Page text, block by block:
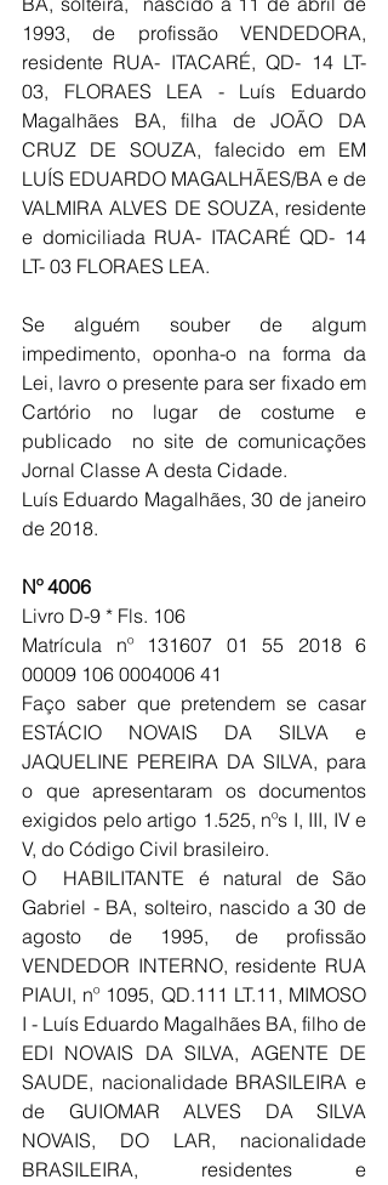
1993, de profissão VENDEDORA,
residente RUA- ITACARÉ, QD- 14 LT-
03, FLORAES LEA - Luís Eduardo
Magalhães BA, filha de JOÃO DA
CRUZ DE SOUZA, falecido em EM
LUÍS EDUARDO MAGALHÃES/BA e de
VALMIRA ALVES DE SOUZA, residente
e domiciliada RUA- ITACARÉ QD- 14
LT- 03 FLORAES LEA.
Se alguém souber de algum
impedimento, oponha-o na forma da
Lei, lavro o presente para ser fixado em
Cartório no lugar de costume e
publicado  no site de comunicações
Jornal Classe A desta Cidade.
Luís Eduardo Magalhães, 30 de janeiro
de 2018.
Nº 4006
Livro D-9 * Fls. 106
Matrícula nº 131607 01 55 2018 6
00009 106 0004006 41
Faço saber que pretendem se casar
ESTÁCIO NOVAIS DA SILVA e
JAQUELINE PEREIRA DA SILVA, para
o que apresentaram os documentos
exigidos pelo artigo 1.525, nºs I, III, IV e
V, do Código Civil brasileiro.
O  HABILITANTE é natural de São
Gabriel - BA, solteiro, nascido a 30 de
agosto de 1995, de profissão
VENDEDOR INTERNO, residente RUA
PIAUI, nº 1095, QD.111 LT.11, MIMOSO
I - Luís Eduardo Magalhães BA, filho de
EDI NOVAIS DA SILVA, AGENTE DE
SAUDE, nacionalidade BRASILEIRA e
de GUIOMAR ALVES DA SILVA
NOVAIS, DO LAR, nacionalidade
BRASILEIRA, residentes e